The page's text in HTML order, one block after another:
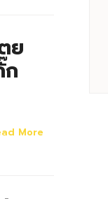
ย
ก
More